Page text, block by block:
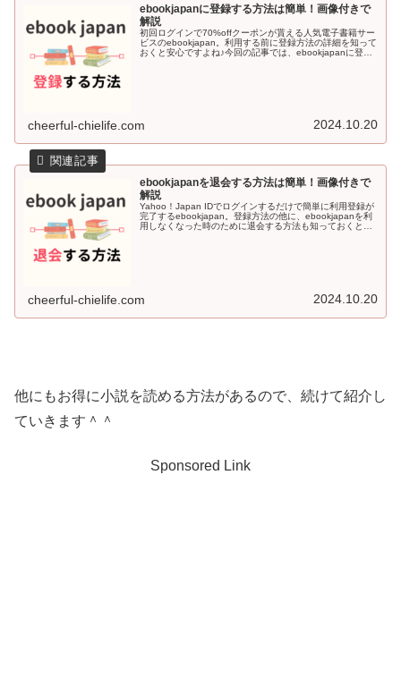
ebookjapanに登録する方法は簡単！画像付きで
解説
初回ログインで70%offクーポンが貰える人気電子書籍サー
ビスのebookjapan。利用する前に登録方法の詳細を知って
おくと安心ですよね♪今回の記事では、ebookjapanに登録
cheerful-chielife.com 2024.10.20
ebookjapanを退会する方法は簡単！画像付きで
解説
Yahoo！Japan IDでログインするだけで簡単に利用登録が
完了するebookjapan。登録方法の他に、ebookjapanを利
用しなくなった時のために退会する方法も知っておくと安
cheerful-chielife.com 2024.10.20
他にもお得に小説を読める方法があるので、続けて紹介し
ていきます＾＾
Sponsored Link